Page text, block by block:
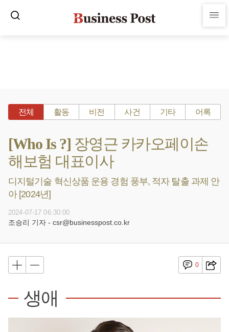
전체 활동 비전 사건 기타 어록
[Who Is ?] 장영근 카카오페이손
해보험 대표이사
디지털기술 혁신상품 운용 경험 풍부, 적자 탈출 과제 안
아 [2024년]
2024-07-17 06:30:00
조승리 기자 - csr@businesspost.co.kr
0
생애